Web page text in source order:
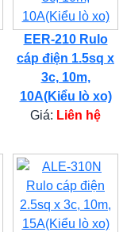
EER-210 Rulo
cáp điện 1.5sq x
3c, 10m,
10A(Kiểu lò xo)
Giá: Liên hệ